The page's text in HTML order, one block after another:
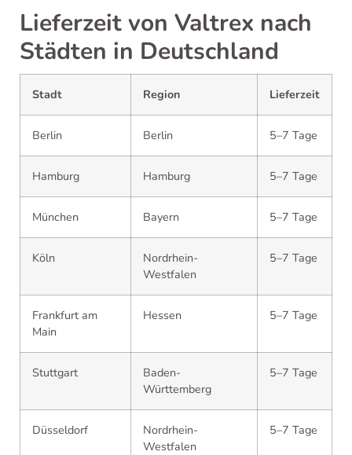
Lieferzeit von Valtrex nach
Städten in Deutschland
Stadt Region Lieferzeit
Berlin Berlin 5–7 Tage
Hamburg Hamburg 5–7 Tage
München Bayern 5–7 Tage
Köln
Nordrhein-
Westfalen
5–7 Tage
Frankfurt am
Main
Hessen 5–7 Tage
Stuttgart
Baden-
Württemberg
5–7 Tage
Düsseldorf
Nordrhein-
Westfalen
5–7 Tage